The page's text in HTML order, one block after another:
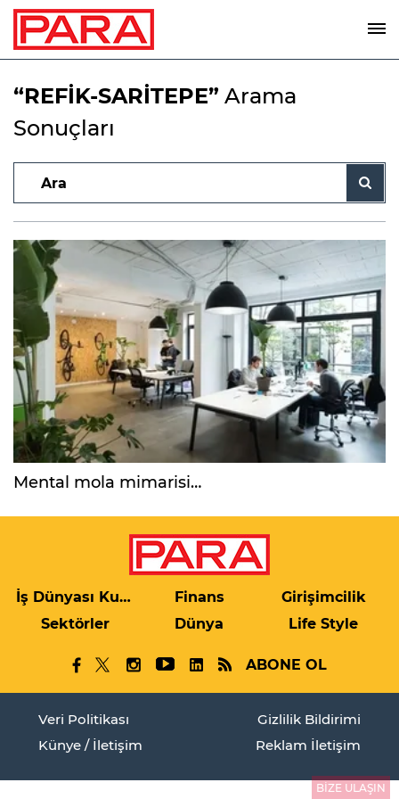
“REFİK-SARİTEPE” Arama
Sonuçları
Mental mola mimarisi…
İş Dünyası Kulis Finans
Girişimcilik
Sektörler
Dünya Life Style
ABONE OL
Veri Politikası
Gizlilik Bildirimi
Künye / İletişim
Reklam İletişim
BİZE ULAŞIN